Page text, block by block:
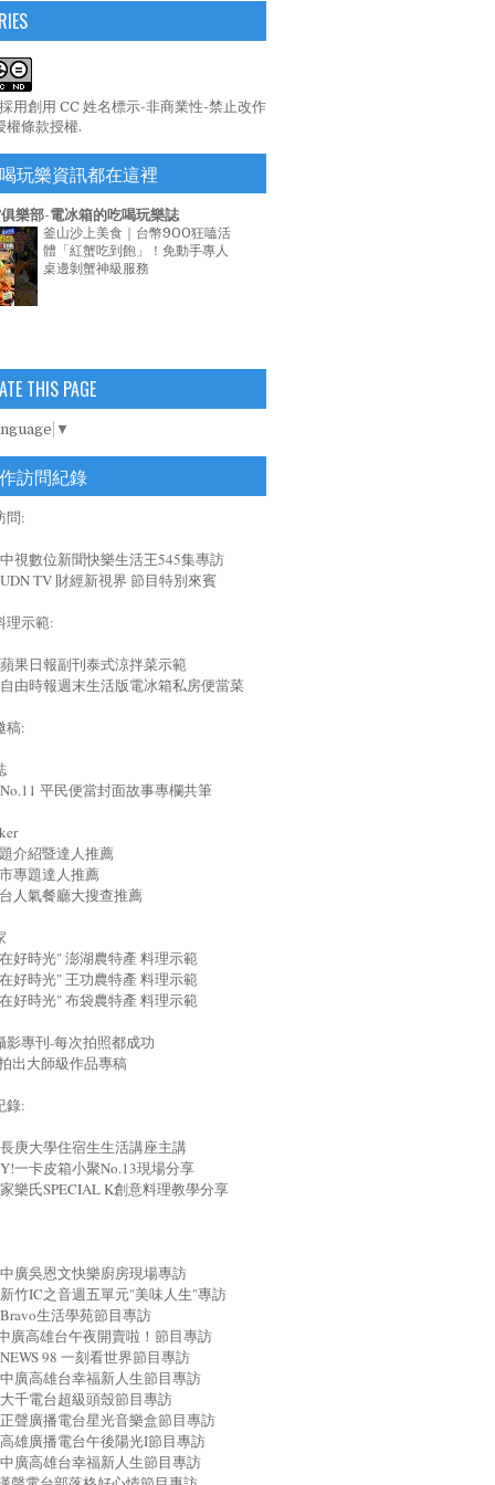
用創用 CC 姓名標示-非商業性-禁止改作
權條款授權.
玩樂資訊都在這裡
樂部-電冰箱的吃喝玩樂誌
釜山沙上美食｜台幣900狂嗑活
體「紅蟹吃到飽」！免動手專人
桌邊剝蟹神級服務
THIS PAGE
▼
訪問紀錄
問:
視數位新聞快樂生活王545集專訪
TV 財經新視界 節目特別來賓
理示範:
果日報副刊泰式涼拌菜示範
由時報週末生活版電冰箱私房便當菜
稿:
平民便當封面故事專欄共筆
介紹暨達人推薦
專題達人推薦
人氣餐廳大搜查推薦
好時光" 澎湖農特產 料理示範
好時光" 王功農特產 料理示範
好時光" 布袋農特產 料理示範
影專刊-每次拍照都成功
出大師級作品專稿
錄:
庚大學住宿生生活講座主講
一卡皮箱小聚No.13現場分享
樂氏SPECIAL K創意料理教學分享
廣吳恩文快樂廚房現場專訪
竹IC之音週五單元"美味人生"專訪
生活學苑節目專訪
廣高雄台午夜開賣啦！節目專訪
98 一刻看世界節目專訪
廣高雄台幸福新人生節目專訪
千電台超級頭殼節目專訪
聲廣播電台星光音樂盒節目專訪
雄廣播電台午後陽光I節目專訪
廣高雄台幸福新人生節目專訪